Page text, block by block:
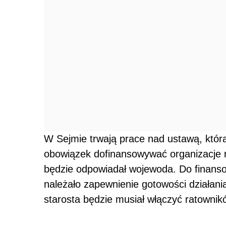
W Sejmie trwają prace nad ustawą,
obowiązek dofinansowywać organizacje
będzie odpowiadał wojewoda. Do
należało zapewnienie gotowości
starosta będzie musiał włączyć